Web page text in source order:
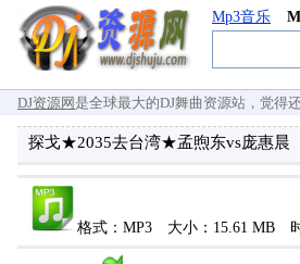
Mp3音乐
DJ资源网 是全球最大的DJ舞曲资源站，觉得
探戈★2035去台湾★孟煦东vs庞惠晨
格式：MP3 大小：15.61 MB